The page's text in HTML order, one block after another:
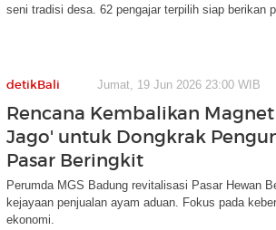
seni tradisi desa. 62 pengajar terpilih siap berikan
detikBali Jumat, 19 Jun 2026 23:00 WIB
Rencana Kembalikan
Jago' untuk Dongkrak
Pasar Beringkit
Perumda MGS Badung revitalisasi Pasar Hewan
kejayaan penjualan ayam aduan. Fokus pada
ekonomi.